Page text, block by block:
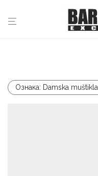
Ознака: Damska muštikla